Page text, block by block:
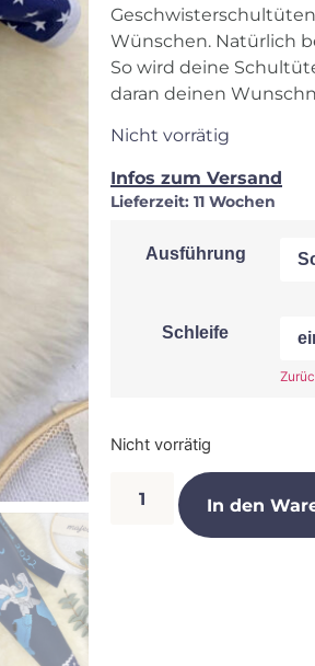
Wünschen. Natürlich
So wird deine
daran deinen
Nicht vorrätig
Infos zum Versand
Lieferzeit: 11 Wochen
Ausführung
Schleife
Nicht vorrätig
In den